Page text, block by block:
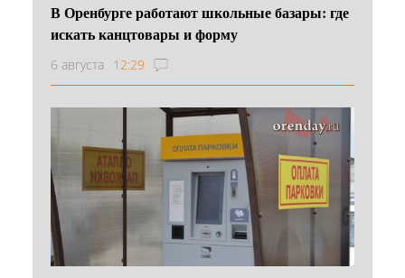
В Оренбурге работают школьные базары: где
искать канцтовары и форму
6 августа 12:29